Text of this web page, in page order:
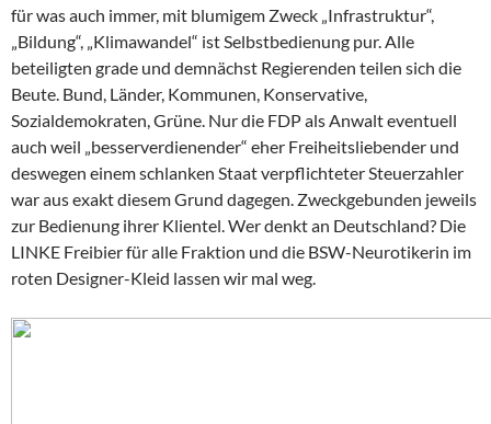
für was auch immer, mit blumigem Zweck „Infrastruktur“,
„Bildung“, „Klimawandel“ ist Selbstbedienung pur. Alle
beteiligten grade und demnächst Regierenden teilen sich die
Beute. Bund, Länder, Kommunen, Konservative,
Sozialdemokraten, Grüne. Nur die FDP als Anwalt eventuell
auch weil „besserverdienender“ eher Freiheitsliebender und
deswegen einem schlanken Staat verpflichteter Steuerzahler
war aus exakt diesem Grund dagegen. Zweckgebunden jeweils
zur Bedienung ihrer Klientel. Wer denkt an Deutschland? Die
LINKE Freibier für alle Fraktion und die BSW-Neurotikerin im
roten Designer-Kleid lassen wir mal weg.